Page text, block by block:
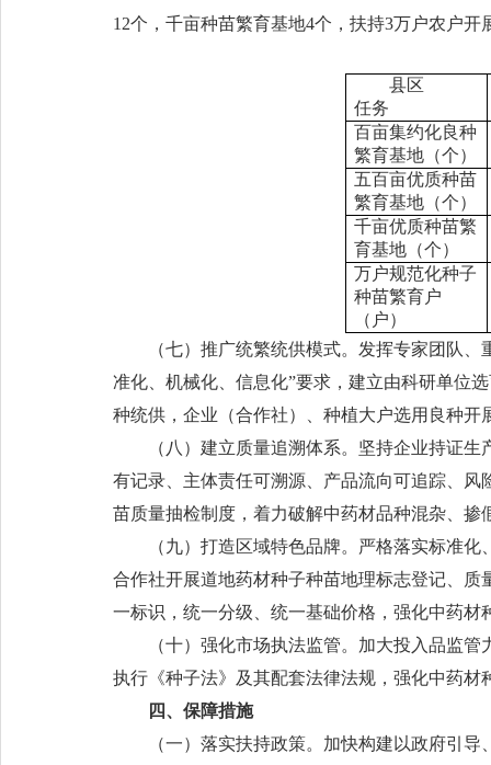
12个，千亩种苗繁育基地4个，扶持3万户农户
县区
任务
百亩集约化良种
繁育基地（个）
五百亩优质种苗
繁育基地（个）
千亩优质种苗繁
育基地（个）
万户规范化种子
种苗繁育户
（户）
（七）推广统繁统供模式。发挥专家团队
准化、机械化、信息化”要求，建立由科研单位
种统供，企业（合作社）、种植大户选用良种
（八）建立质量追溯体系。坚持企业持证
有记录、主体责任可溯源、产品流向可追踪、
苗质量抽检制度，着力破解中药材品种混杂、掺
（九）打造区域特色品牌。严格落实标准
合作社开展道地药材种子种苗地理标志登记、
一标识，统一分级、统一基础价格，强化中药
（十）强化市场执法监管。加大投入品监
执行《种子法》及其配套法律法规，强化中药
四、保障措施
（一）落实扶持政策。加快构建以政府引